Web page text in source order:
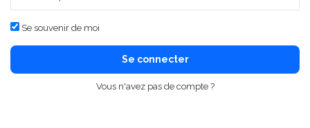
Se souvenir de moi
Se connecter
Vous n'avez pas de compte ?